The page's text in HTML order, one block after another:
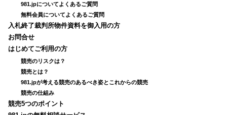
981.jpについてよくあるご質問
無料会員についてよくあるご質問
入札終了裁判所物件資料を御入用の方
お問合せ
はじめてご利用の方
競売のリスクは？
競売とは？
981.jpが考える競売のあるべき姿とこれからの競売
競売の仕組み
競売5つのポイント